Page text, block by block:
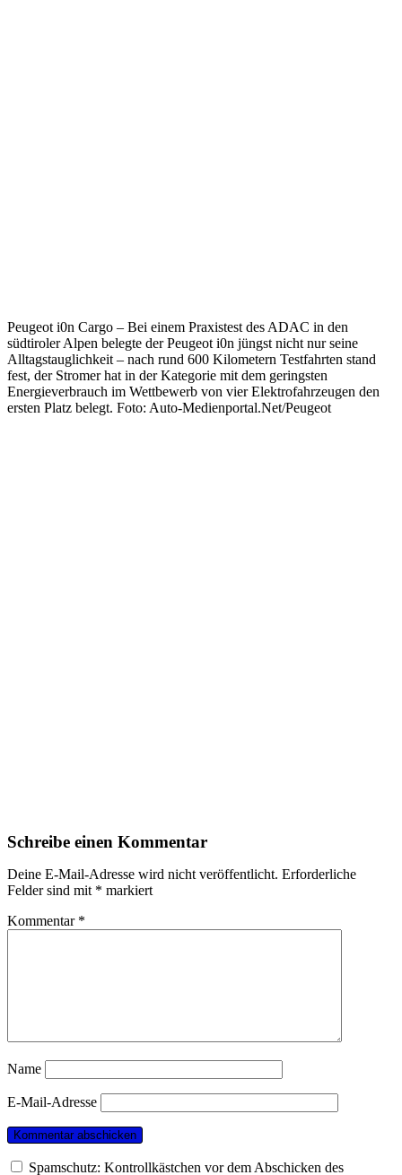
Peugeot i0n Cargo – Bei einem Praxistest des ADAC in den
südtiroler Alpen belegte der Peugeot i0n jüngst nicht nur seine
Alltagstauglichkeit – nach rund 600 Kilometern Testfahrten stand
fest, der Stromer hat in der Kategorie mit dem geringsten
Energieverbrauch im Wettbewerb von vier Elektrofahrzeugen den
ersten Platz belegt. Foto: Auto-Medienportal.Net/Peugeot
Schreibe einen Kommentar
Deine E-Mail-Adresse wird nicht veröffentlicht. Erforderliche
Felder sind mit * markiert
Kommentar *
Name
E-Mail-Adresse
Spamschutz: Kontrollkästchen vor dem Abschicken des